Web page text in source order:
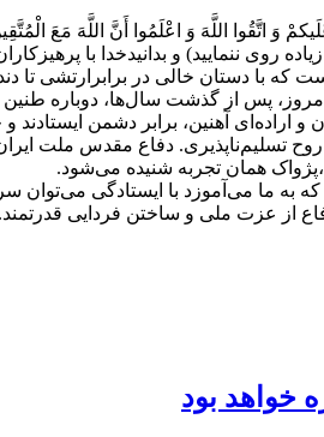
وَ اتَّقُوا اللَّهَ وَ اعْلَمُوا أَنَّ اللَّهَ مَعَ
با دستان خالی در برابرارتشی تا
پس از گذشت سال‌ها، دوباره طنین
و اراده‌ای آهنین، برابر دشمن
تسلیم‌ناپذیری. دفاع مقدس ملت
همان تجربه شنیده می‌شود.
ما می‌آموزد با ایستادگی می‌توان
از عزت ملی و ساختن فردایی
خواهد بود